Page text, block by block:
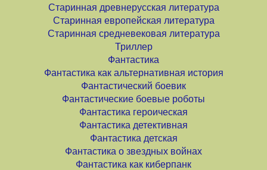
Старинная древнерусская литература
Старинная европейская литература
Старинная средневековая литература
Триллер
Фантастика
Фантастика как альтернативная история
Фантастический боевик
Фантастические боевые роботы
Фантастика героическая
Фантастика детективная
Фантастика детская
Фантастика о звездных войнах
Фантастика как киберпанк